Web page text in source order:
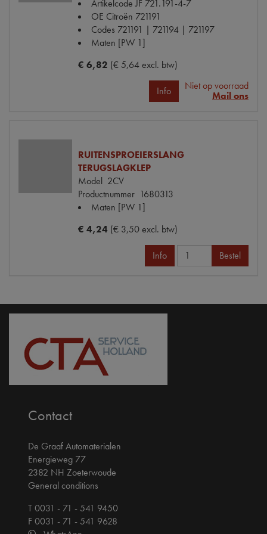
Artikelcode JF 721.191-4-7
OE Citroën 721191
Codes 721191 | 721194 | 721197
Maten [PW 1]
€ 6,82 (€ 5,64 excl. btw)
Info
Niet op voorraad
Mail ons
RUITENSPROEIERSLANG
TERUGSLAGKLEP
Model 2CV
Productnummer 1680313
Maten [PW 1]
€ 4,24 (€ 3,50 excl. btw)
Info Bestel
Contact
De Graaf Automaterialen
Energieweg 77
2382 NH Zoeterwoude
General conditions
T 0031 - 71 - 541 9450
F 0031 - 71 - 541 9628